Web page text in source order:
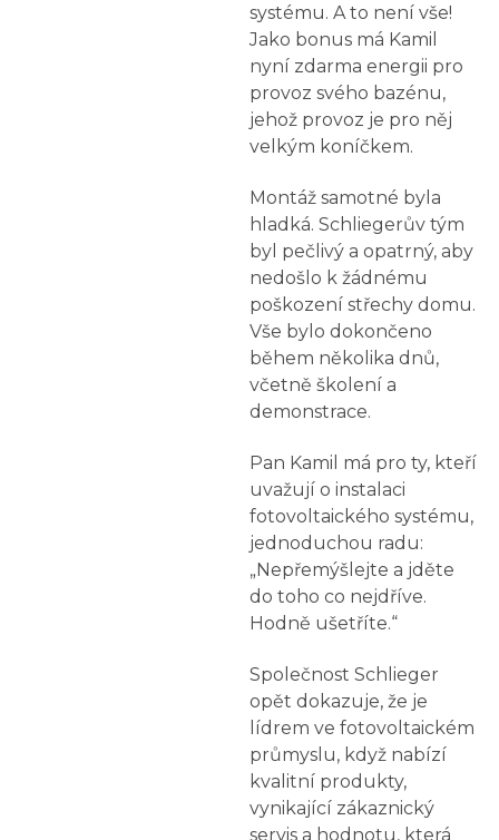
systému. A to není vše!
Jako bonus má Kamil
nyní zdarma energii pro
provoz svého bazénu,
jehož provoz je pro něj
velkým koníčkem.
Montáž samotné byla
hladká. Schliegerův tým
byl pečlivý a opatrný, aby
nedošlo k žádnému
poškození střechy domu.
Vše bylo dokončeno
během několika dnů,
včetně školení a
demonstrace.
Pan Kamil má pro ty, kteří
uvažují o instalaci
fotovoltaického systému,
jednoduchou radu:
„Nepřemýšlejte a jděte
do toho co nejdříve.
Hodně ušetříte.“
Společnost Schlieger
opět dokazuje, že je
lídrem ve fotovoltaickém
průmyslu, když nabízí
kvalitní produkty,
vynikající zákaznický
servis a hodnotu, která